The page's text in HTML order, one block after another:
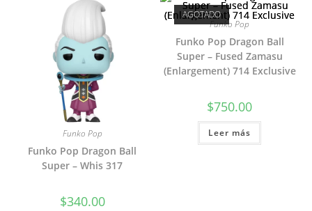
Funko Pop
Funko Pop Dragon Ball
Super – Whis 317
$340.00
AGOTADO
Funko Pop
Funko Pop Dragon Ball
Super – Fused Zamasu
(Enlargement) 714 Exclusive
$750.00
Leer más